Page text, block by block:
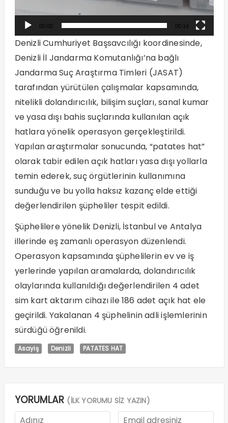
00:00 00:14
Denizli Cumhuriyet Başsavcılığı koordinesinde,
Denizli İl Jandarma Komutanlığı’na bağlı
Jandarma Suç Araştırma Timleri (JASAT)
tarafından yürütülen çalışmalar kapsamında,
nitelikli dolandırıcılık, bilişim suçları, sanal kumar
ve yasa dışı bahis suçlarında kullanılan açık
hatlara yönelik operasyon gerçekleştirildi.
Yapılan araştırmalar sonucunda, “patates hat”
olarak tabir edilen açık hatları yasa dışı yollarla
temin ederek, suç örgütlerinin kullanımına
sunduğu ve bu yolla haksız kazanç elde ettiği
değerlendirilen şüpheliler tespit edildi.
Şüphelilere yönelik Denizli, İstanbul ve Antalya
illerinde eş zamanlı operasyon düzenlendi.
Operasyon kapsamında şüphelilerin ev ve iş
yerlerinde yapılan aramalarda, dolandırıcılık
olaylarında kullanıldığı değerlendirilen 4 adet
sim kart aktarım cihazı ile 186 adet açık hat ele
geçirildi. Yakalanan 4 şüphelinin adli işlemlerinin
sürdüğü öğrenildi.
Asayiş Denizli PATATES HAT
YORUMLAR (İLK YORUMU SİZ YAZIN)